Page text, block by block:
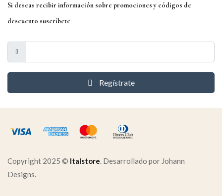
Si deseas recibir información sobre promociones y códigos de
descuento suscríbete
Regístrate
Copyright 2025 © Italstore. Desarrollado por Johann
Designs.